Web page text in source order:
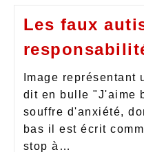
Les faux
Image représentant
dit en bulle "J'aime
souffre d'anxiété,
bas il est écrit
stop à…